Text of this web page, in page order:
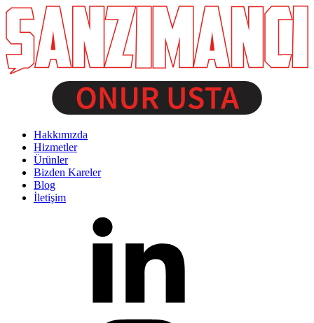
Hakkımızda
Hizmetler
Ürünler
Bizden Kareler
Blog
İletişim